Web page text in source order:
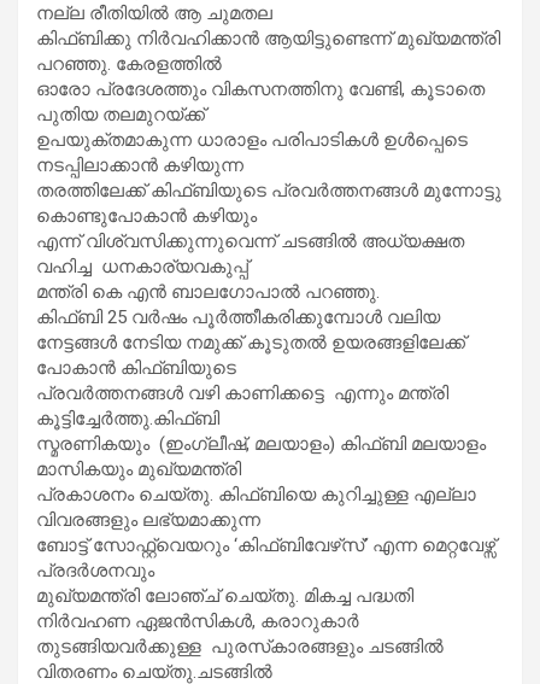
നല്ല രീതിയിൽ ആ ചുമതല
കിഫ്ബിക്കു നിർവഹിക്കാൻ ആയിട്ടുണ്ടെന്ന് മുഖ്യമന്ത്രി
പറഞ്ഞു. കേരളത്തിൽ
ഓരോ പ്രദേശത്തും വികസനത്തിനു വേണ്ടി, കൂടാതെ
പുതിയ തലമുറയ്ക്ക്
ഉപയുക്തമാകുന്ന ധാരാളം പരിപാടികൾ ഉൾപ്പെടെ
നടപ്പിലാക്കാൻ കഴിയുന്ന
തരത്തിലേക്ക് കിഫ്ബിയുടെ പ്രവർത്തനങ്ങൾ മുന്നോട്ടു
കൊണ്ടുപോകാൻ കഴിയും
എന്ന് വിശ്വസിക്കുന്നുവെന്ന് ചടങ്ങിൽ അധ്യക്ഷത
വഹിച്ച ധനകാര്യവകുപ്പ്
മന്ത്രി കെ എൻ ബാലഗോപാൽ പറഞ്ഞു.
കിഫ്ബി 25 വർഷം പൂർത്തീകരിക്കുമ്പോൾ വലിയ
നേട്ടങ്ങൾ നേടിയ നമുക്ക് കൂടുതൽ ഉയരങ്ങളിലേക്ക്
പോകാൻ കിഫ്ബിയുടെ
പ്രവർത്തനങ്ങൾ വഴി കാണിക്കട്ടെ എന്നും മന്ത്രി
കൂട്ടിച്ചേർത്തു.കിഫ്ബി
സ്മരണികയും (ഇംഗ്ലീഷ്, മലയാളം) കിഫ്ബി മലയാളം
മാസികയും മുഖ്യമന്ത്രി
പ്രകാശനം ചെയ്തു. കിഫ്ബിയെ കുറിച്ചുള്ള എല്ലാ
വിവരങ്ങളും ലഭ്യമാക്കുന്ന
ബോട്ട് സോഫ്റ്റ്‌വെയറും ‘കിഫ്ബിവേഴ്‌സ്’ എന്ന മെറ്റവേഴ്സ്
പ്രദർശനവും
മുഖ്യമന്ത്രി ലോഞ്ച് ചെയ്തു. മികച്ച പദ്ധതി
നിർവഹണ ഏജൻസികൾ, കരാറുകാർ
തുടങ്ങിയവർക്കുള്ള പുരസ്‌കാരങ്ങളും ചടങ്ങിൽ
വിതരണം ചെയ്തു.ചടങ്ങിൽ